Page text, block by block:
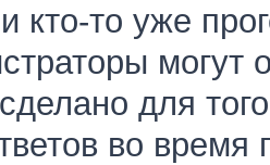
кто-то уже
могут
для
во время